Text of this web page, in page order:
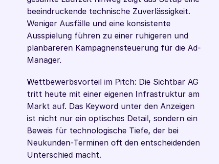
beeindruckende technische Zuverlässigkeit.
Weniger Ausfälle und eine konsistente
Ausspielung führen zu einer ruhigeren und
planbareren Kampagnensteuerung für die Ad-
Manager.
Wettbewerbsvorteil im Pitch: Die Sichtbar AG
tritt heute mit einer eigenen Infrastruktur am
Markt auf. Das Keyword unter den Anzeigen
ist nicht nur ein optisches Detail, sondern ein
Beweis für technologische Tiefe, der bei
Neukunden-Terminen oft den entscheidenden
Unterschied macht.